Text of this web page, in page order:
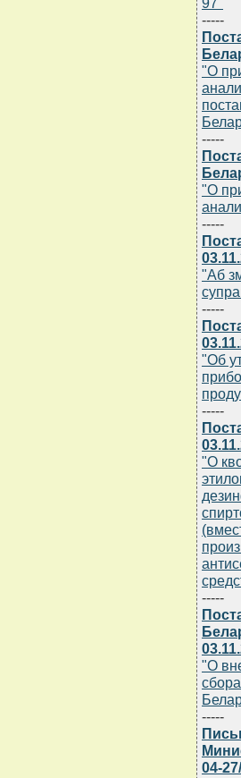
-----
"О
-----
"О
-----
"Аб
-----
"Об
-----
"О
-----
"О
-----
04-